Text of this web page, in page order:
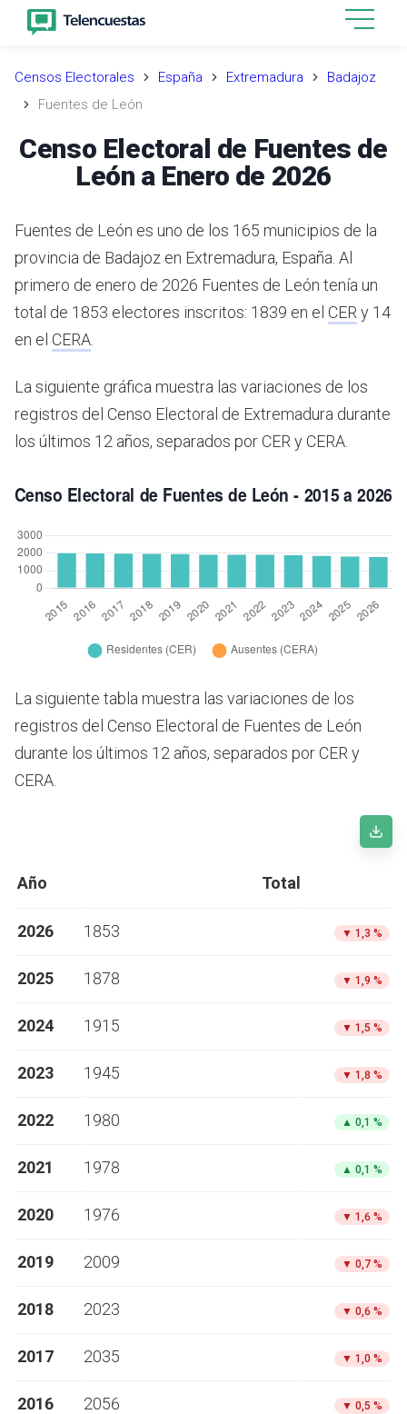
Censos Electorales España Extremadura
Badajoz
Fuentes de León
Censo Electoral de Fuentes de
León a Enero de 2026
Fuentes de León es uno de los 165 municipios de la
provincia de Badajoz en Extremadura, España. Al
primero de enero de 2026 Fuentes de León tenía un
total de 1853 electores inscritos: 1839 en el CER y 14
en el CERA
La siguiente gráfica muestra las variaciones de los
registros del Censo Electoral de Extremadura durante
los últimos 12 años, separados por CER y CERA.
La siguiente tabla muestra las variaciones de los
registros del Censo Electoral de Fuentes de León
durante los últimos 12 años, separados por CER y
CERA.
Año Total
2026 1853 ▼ 1,3 %
2025 1878 ▼ 1,9 %
2024 1915 ▼ 1,5 %
2023 1945 ▼ 1,8 %
2022 1980 ▲ 0,1 %
2021 1978 ▲ 0,1 %
2020 1976 ▼ 1,6 %
2019 2009 ▼ 0,7 %
2018 2023 ▼ 0,6 %
2017 2035 ▼ 1,0 %
2016 2056 ▼ 0,5 %